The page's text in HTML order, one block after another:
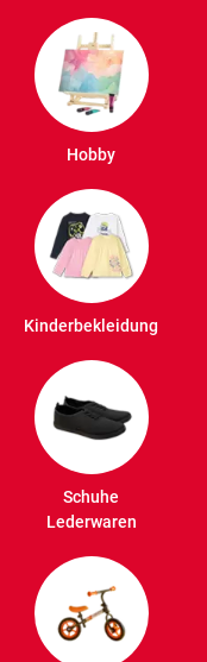
Hobby
Kinderbekleidung
Schuhe
Lederwaren